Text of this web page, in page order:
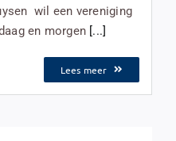
wil een vereniging
en morgen [...]
Lees meer